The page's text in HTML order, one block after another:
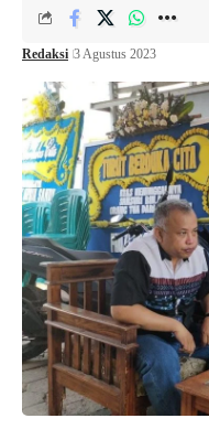
Redaksi 3 Agustus 2023